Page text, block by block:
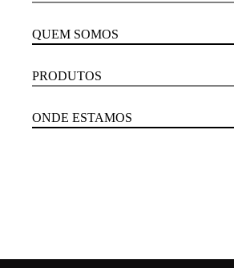
QUEM SOMOS
PRODUTOS
ONDE ESTAMOS